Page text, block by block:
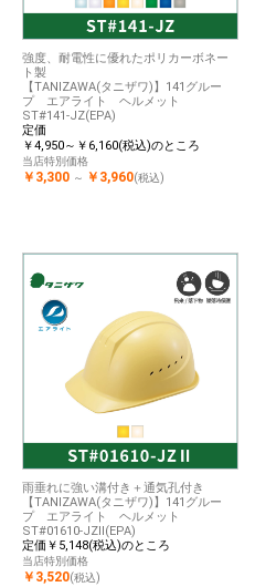
強度、耐電性に優れたポリカーボネー
ト製
【TANIZAWA(タニザワ)】141グルー
プ エアライト ヘルメット
ST#141-JZ(EPA)
定価
￥4,950～￥6,160(税込)のところ
当店特別価格
￥3,300 ～ ￥3,960(税込)
雨垂れに強い溝付き＋通気孔付き
【TANIZAWA(タニザワ)】141グルー
プ エアライト ヘルメット
ST#01610-JZⅡ(EPA)
定価￥5,148(税込)のところ
当店特別価格
￥3,520(税込)